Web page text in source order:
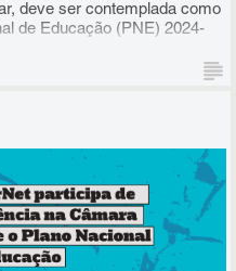
deve ser contemplada como
de Educação (PNE) 2024-
de projetos da SaferNet,